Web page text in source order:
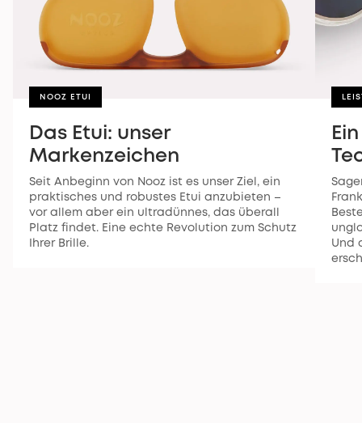
NOOZ ETUI
Das Etui: unser
Markenzeichen
Seit Anbeginn von Nooz ist es unser Ziel, ein
praktisches und robustes Etui anzubieten –
vor allem aber ein ultradünnes, das überall
Platz findet. Eine echte Revolution zum Schutz
Ihrer Brille.
Und